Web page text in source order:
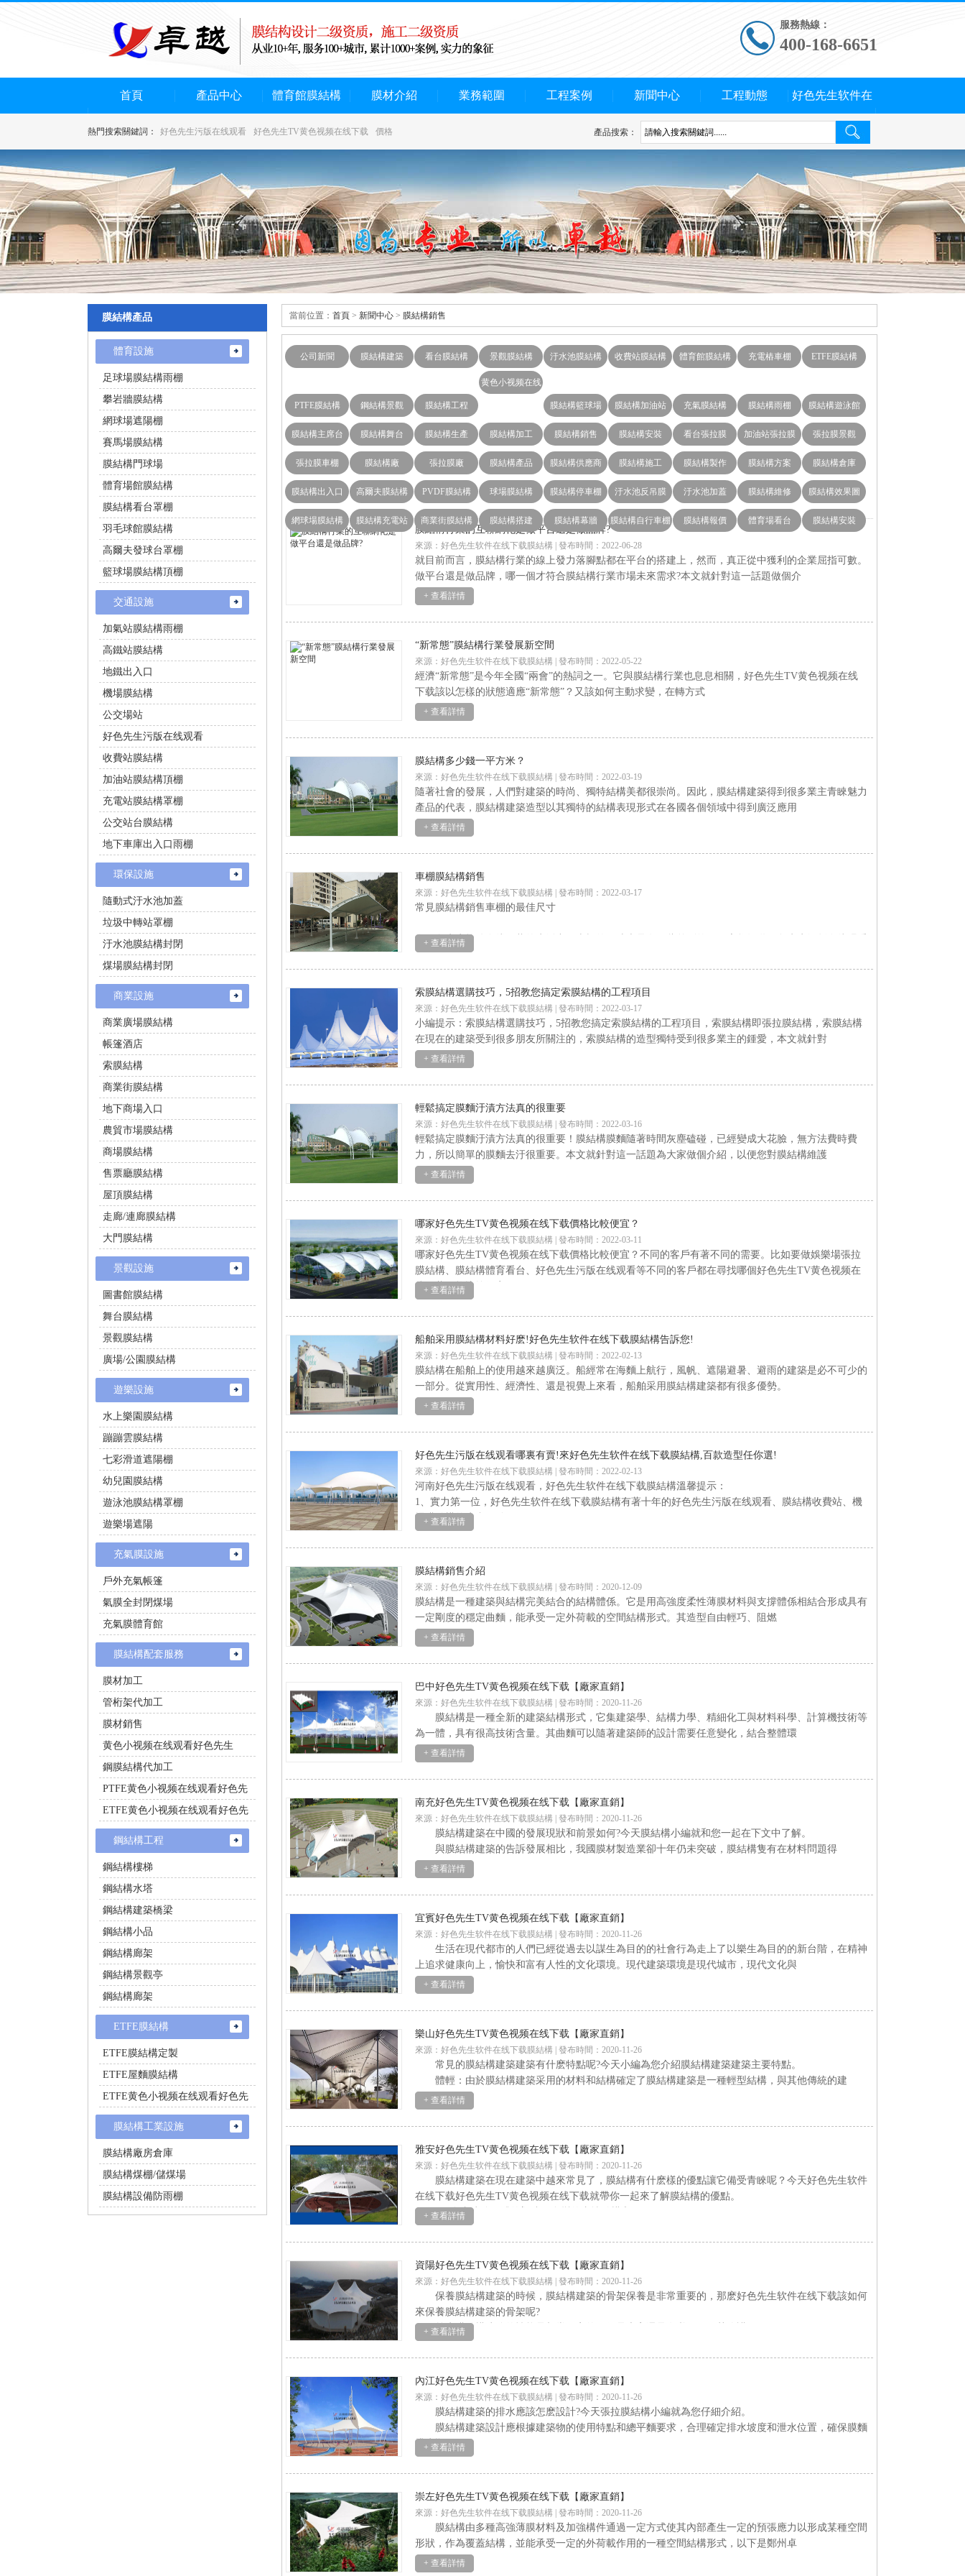
服務熱線：
400-168-6651
首頁 產品中心 體育館膜結構 膜材介紹 業務範圍 工程案例 新聞中心 工程動態 好色先生软件在
线下载概況
產品搜索：
熱門搜索關鍵詞： 好色先生污版在线观看 好色先生TV黄色视频在线下载 價格
當前位置： 首頁 > 新聞中心 > 膜結構銷售
公司新聞 膜結構建築 看台膜結構 景觀膜結構 汙水池膜結構 收費站膜結構 體育館膜結構 充電樁車棚 ETFE膜結構
PTFE膜結構 鋼結構景觀 膜結構工程
黄色小视频在线
膜結構籃球場 膜結構加油站 充氣膜結構 膜結構雨棚 膜結構遊泳館
膜結構主席台 膜結構舞台 膜結構生產 膜結構加工 膜結構銷售 膜結構安裝 看台張拉膜 加油站張拉膜 張拉膜景觀
張拉膜車棚 膜結構廠 張拉膜廠 膜結構產品 膜結構供應商 膜結構施工 膜結構製作 膜結構方案 膜結構倉庫
膜結構出入口 高爾夫膜結構 PVDF膜結構 球場膜結構 膜結構停車棚 汙水池反吊膜 汙水池加蓋 膜結構維修 膜結構效果圖
網球場膜結構 膜結構充電站 商業街膜結構 膜結構搭建 膜結構幕牆 膜結構自行車棚 膜結構報價 體育場看台 膜結構安裝
膜結構行業的互聯網化是做平台還是做品牌?
來源：好色先生软件在线下载膜結構 | 發布時間：2022-06-28
就目前而言，膜結構行業的線上發力落腳點都在平台的搭建上，然而，真正從中獲利的企業屈指可數。
做平台還是做品牌，哪一個才符合膜結構行業市場未來需求?本文就針對這一話題做個介
+ 查看詳情
“新常態”膜結構行業發展新空間
來源：好色先生软件在线下载膜結構 | 發布時間：2022-05-22
經濟“新常態”是今年全國“兩會”的熱詞之一。它與膜結構行業也息息相關，好色先生TV黄色视频在线
下载該以怎樣的狀態適應“新常態”？又該如何主動求變，在轉方式
+ 查看詳情
膜結構多少錢一平方米？
來源：好色先生软件在线下载膜結構 | 發布時間：2022-03-19
隨著社會的發展，人們對建築的時尚、獨特結構美都很崇尚。因此，膜結構建築得到很多業主青睞魅力
產品的代表，膜結構建築造型以其獨特的結構表現形式在各國各個領域中得到廣泛應用
+ 查看詳情
車棚膜結構銷售
來源：好色先生软件在线下载膜結構 | 發布時間：2022-03-17
常見膜結構銷售車棚的最佳尺寸
在好色先生软件在线下载的生活中，車棚的尺寸也是有一些差別的，那麽您知道好色先生污版在线观看
最佳的尺寸是什麽嗎？本文就針對這一話題為大家做個介紹，帶您了解常見的好色先生污版在线观看
+ 查看詳情
索膜結構選購技巧，5招教您搞定索膜結構的工程項目
來源：好色先生软件在线下载膜結構 | 發布時間：2022-03-17
小編提示：索膜結構選購技巧，5招教您搞定索膜結構的工程項目，索膜結構即張拉膜結構，索膜結構
在現在的建築受到很多朋友所關注的，索膜結構的造型獨特受到很多業主的鍾愛，本文就針對
+ 查看詳情
輕鬆搞定膜麵汙漬方法真的很重要
來源：好色先生软件在线下载膜結構 | 發布時間：2022-03-16
輕鬆搞定膜麵汙漬方法真的很重要！膜結構膜麵隨著時間灰塵磕碰，已經變成大花臉，無方法費時費
力，所以簡單的膜麵去汙很重要。本文就針對這一話題為大家做個介紹，以便您對膜結構維護
+ 查看詳情
哪家好色先生TV黄色视频在线下载價格比較便宜？
來源：好色先生软件在线下载膜結構 | 發布時間：2022-03-11
哪家好色先生TV黄色视频在线下载價格比較便宜？不同的客戶有著不同的需要。比如要做娛樂場張拉
膜結構、膜結構體育看台、好色先生污版在线观看等不同的客戶都在尋找哪個好色先生TV黄色视频在
线下载價格比較便宜？
+ 查看詳情
船舶采用膜結構材料好麽!好色先生软件在线下载膜結構告訴您!
來源：好色先生软件在线下载膜結構 | 發布時間：2022-02-13
膜結構在船舶上的使用越來越廣泛。船經常在海麵上航行，風帆、遮陽避暑、避雨的建築是必不可少的
一部分。從實用性、經濟性、還是視覺上來看，船舶采用膜結構建築都有很多優勢。
+ 查看詳情
好色先生污版在线观看哪裏有賣!來好色先生软件在线下载膜結構,百款造型任你選!
來源：好色先生软件在线下载膜結構 | 發布時間：2022-02-13
河南好色先生污版在线观看，好色先生软件在线下载膜結構溫馨提示：
1、實力第一位，好色先生软件在线下载膜結構有著十年的好色先生污版在线观看、膜結構收費站、機
場膜結構的生產經驗；
2、產品勿忽略，好色先生软件在线下载膜結構有著上萬家客戶為燁興認證
+ 查看詳情
膜結構銷售介紹
來源：好色先生软件在线下载膜結構 | 發布時間：2020-12-09
膜結構是一種建築與結構完美結合的結構體係。它是用高強度柔性薄膜材料與支撐體係相結合形成具有
一定剛度的穩定曲麵，能承受一定外荷載的空間結構形式。其造型自由輕巧、阻燃
+ 查看詳情
巴中好色先生TV黄色视频在线下载【廠家直銷】
來源：好色先生软件在线下载膜結構 | 發布時間：2020-11-26
膜結構是一種全新的建築結構形式，它集建築學、結構力學、精細化工與材料科學、計算機技術等
為一體，具有很高技術含量。其曲麵可以隨著建築師的設計需要任意變化，結合整體環
+ 查看詳情
南充好色先生TV黄色视频在线下载【廠家直銷】
來源：好色先生软件在线下载膜結構 | 發布時間：2020-11-26
膜結構建築在中國的發展現狀和前景如何?今天膜結構小編就和您一起在下文中了解。
與膜結構建築的告訴發展相比，我國膜材製造業卻十年仍未突破，膜結構隻有在材料問題得
+ 查看詳情
宜賓好色先生TV黄色视频在线下载【廠家直銷】
來源：好色先生软件在线下载膜結構 | 發布時間：2020-11-26
生活在現代都市的人們已經從過去以謀生為目的的社會行為走上了以樂生為目的的新台階，在精神
上追求健康向上，愉快和富有人性的文化環境。現代建築環境是現代城市，現代文化與
+ 查看詳情
樂山好色先生TV黄色视频在线下载【廠家直銷】
來源：好色先生软件在线下载膜結構 | 發布時間：2020-11-26
常見的膜結構建築建築有什麽特點呢?今天小編為您介紹膜結構建築建築主要特點。
體輕：由於膜結構建築采用的材料和結構確定了膜結構建築是一種輕型結構，與其他傳統的建
+ 查看詳情
雅安好色先生TV黄色视频在线下载【廠家直銷】
來源：好色先生软件在线下载膜結構 | 發布時間：2020-11-26
膜結構建築在現在建築中越來常見了，膜結構有什麽樣的優點讓它備受青睞呢？今天好色先生软件
在线下载好色先生TV黄色视频在线下载就帶你一起來了解膜結構的優點。
1、自由建築形體的塑造，多變的支撐結構和
+ 查看詳情
資陽好色先生TV黄色视频在线下载【廠家直銷】
來源：好色先生软件在线下载膜結構 | 發布時間：2020-11-26
保養膜結構建築的時候，膜結構建築的骨架保養是非常重要的，那麽好色先生软件在线下载該如何
來保養膜結構建築的骨架呢?
首先膜結構建築的性能是相當穩定的，但是大家還是有必要做好其維護
+ 查看詳情
內江好色先生TV黄色视频在线下载【廠家直銷】
來源：好色先生软件在线下载膜結構 | 發布時間：2020-11-26
膜結構建築的排水應該怎麽設計?今天張拉膜結構小編就為您仔細介紹。
膜結構建築設計應根據建築物的使用特點和總平麵要求，合理確定排水坡度和泄水位置，確保膜麵
排水順
+ 查看詳情
崇左好色先生TV黄色视频在线下载【廠家直銷】
來源：好色先生软件在线下载膜結構 | 發布時間：2020-11-26
膜結構由多種高強薄膜材料及加強構件通過一定方式使其內部產生一定的預張應力以形成某種空間
形狀，作為覆蓋結構，並能承受一定的外荷載作用的一種空間結構形式，以下是鄭州卓
+ 查看詳情
膜結構產品
體育設施
足球場膜結構雨棚
攀岩牆膜結構
網球場遮陽棚
賽馬場膜結構
膜結構門球場
體育場館膜結構
膜結構看台罩棚
羽毛球館膜結構
高爾夫發球台罩棚
籃球場膜結構頂棚
交通設施
加氣站膜結構雨棚
高鐵站膜結構
地鐵出入口
機場膜結構
公交場站
好色先生污版在线观看
收費站膜結構
加油站膜結構頂棚
充電站膜結構罩棚
公交站台膜結構
地下車庫出入口雨棚
環保設施
隨動式汙水池加蓋
垃圾中轉站罩棚
汙水池膜結構封閉
煤場膜結構封閉
商業設施
商業廣場膜結構
帳篷酒店
索膜結構
商業街膜結構
地下商場入口
農貿市場膜結構
商場膜結構
售票廳膜結構
屋頂膜結構
走廊/連廊膜結構
大門膜結構
景觀設施
圖書館膜結構
舞台膜結構
景觀膜結構
廣場/公園膜結構
遊樂設施
水上樂園膜結構
蹦蹦雲膜結構
七彩滑道遮陽棚
幼兒園膜結構
遊泳池膜結構罩棚
遊樂場遮陽
充氣膜設施
戶外充氣帳篷
氣膜全封閉煤場
充氣膜體育館
膜結構配套服務
膜材加工
管桁架代加工
膜材銷售
黄色小视频在线观看好色先生
鋼膜結構代加工
PTFE黄色小视频在线观看好色先
生施工
ETFE黄色小视频在线观看好色先
生施工
鋼結構工程
鋼結構樓梯
鋼結構水塔
鋼結構建築橋梁
鋼結構小品
鋼結構廊架
鋼結構景觀亭
鋼結構廊架
ETFE膜結構
ETFE膜結構定製
ETFE屋麵膜結構
ETFE黄色小视频在线观看好色先
生
膜結構工業設施
膜結構廠房倉庫
膜結構煤棚/儲煤場
膜結構設備防雨棚